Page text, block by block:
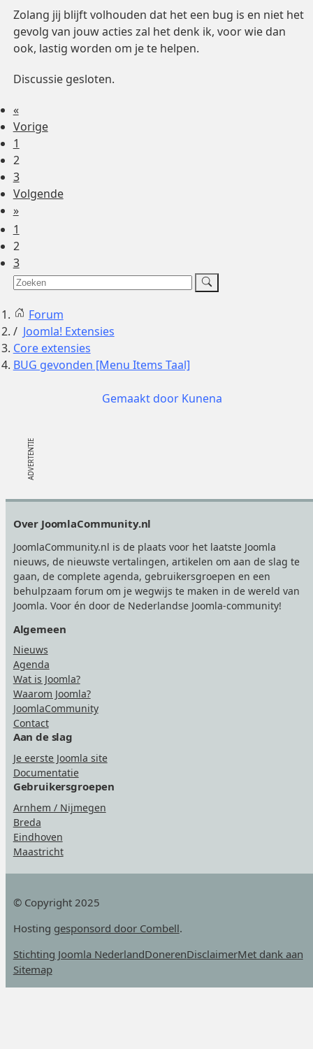
Zolang jij blijft volhouden dat het een bug is en niet het
gevolg van jouw acties zal het denk ik, voor wie dan
ook, lastig worden om je te helpen.
Discussie gesloten.
«
Vorige
1
2
3
Volgende
»
1
2
3
Forum
Joomla! Extensies
Core extensies
BUG gevonden [Menu Items Taal]
Gemaakt door Kunena
Over JoomlaCommunity.nl
JoomlaCommunity.nl is de plaats voor het laatste Joomla
nieuws, de nieuwste vertalingen, artikelen om aan de slag te
gaan, de complete agenda, gebruikersgroepen en een
behulpzaam forum om je wegwijs te maken in de wereld van
Joomla. Voor én door de Nederlandse Joomla-community!
Algemeen
Nieuws
Agenda
Wat is Joomla?
Waarom Joomla?
JoomlaCommunity
Contact
Aan de slag
Je eerste Joomla site
Documentatie
Gebruikersgroepen
Arnhem / Nijmegen
Breda
Eindhoven
Maastricht
© Copyright 2025
Hosting gesponsord door Combell.
Stichting Joomla NederlandDonerenDisclaimerMet dank aan
Sitemap